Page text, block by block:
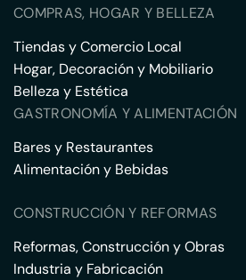
COMPRAS, HOGAR Y BELLEZA
Tiendas y Comercio Local
Hogar, Decoración y Mobiliario
Belleza y Estética
GASTRONOMÍA Y ALIMENTACIÓN
Bares y Restaurantes
Alimentación y Bebidas
CONSTRUCCIÓN Y REFORMAS
Reformas, Construcción y Obras
Industria y Fabricación